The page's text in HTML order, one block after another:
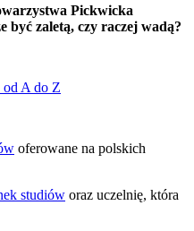
Pickwicka
być zaletą, czy raczej wadą?
od A do Z
oferowane na polskich
studiów oraz uczelnię, która